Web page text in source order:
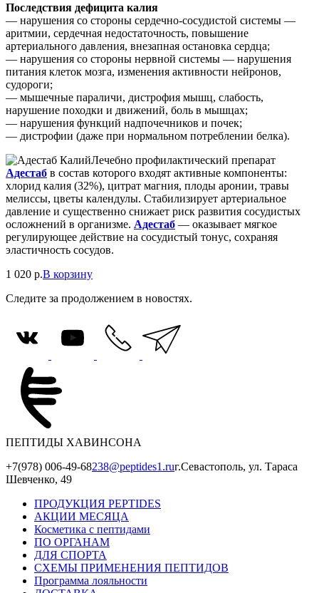
Последствия дефицита калия
— нарушения со стороны сердечно-сосудистой системы —
аритмии, сердечная недостаточность, повышение
артериального давления, внезапная остановка сердца;
— нарушения со стороны нервной системы — нарушения
питания клеток мозга, изменения активности нейронов,
судороги;
— мышечные параличи, дистрофия мышц, слабость,
нарушение походки и движений, боль в мышцах;
— нарушения функций надпочечников и почек;
— дистрофии (даже при нормальном потреблении белка).
Лечебно профилактический препарат
Адестаб в состав которого входят активные компоненты:
хлорид калия (32%), цитрат магния, плоды аронии, травы
мелиссы, цветы календулы. Стабилизирует артериальное
давление и существенно снижает риск развития сосудистых
осложнений в организме. Адестаб — оказывает мягкое
регулирующее действие на сосудистый тонус, сохраняя
эластичность сосудов.
1 020 р.В корзину
Следите за продолжением в новостях.
ПЕПТИДЫ ХАВИНСОНА
+7(978) 006-49-68238@peptides1.ruг.Севастополь, ул. Тараса
Шевченко, 49
ПРОДУКЦИЯ PEPTIDES
АКЦИИ МЕСЯЦА
Косметика с пептидами
ПО ОРГАНАМ
ДЛЯ СПОРТА
СХЕМЫ ПРИМЕНЕНИЯ ПЕПТИДОВ
Программа лояльности